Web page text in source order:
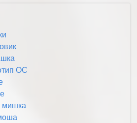
ОС
мишка